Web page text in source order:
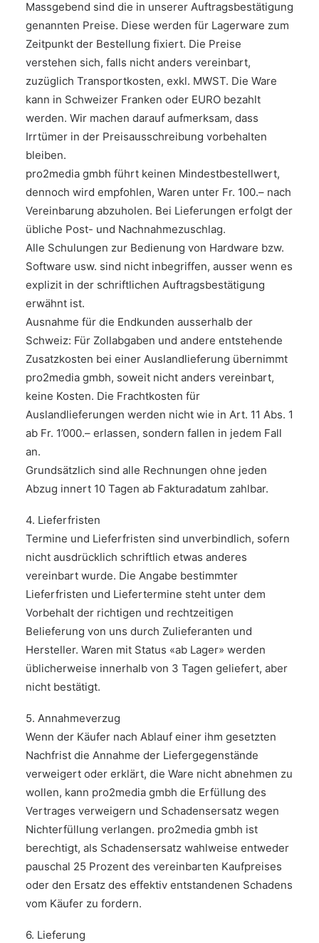
Massgebend sind die in unserer Auftragsbestätigung
genannten Preise. Diese werden für Lagerware zum
Zeitpunkt der Bestellung fixiert. Die Preise
verstehen sich, falls nicht anders vereinbart,
zuzüglich Transportkosten, exkl. MWST. Die Ware
kann in Schweizer Franken oder EURO bezahlt
werden. Wir machen darauf aufmerksam, dass
Irrtümer in der Preisausschreibung vorbehalten
bleiben.
pro2media gmbh führt keinen Mindestbestellwert,
dennoch wird empfohlen, Waren unter Fr. 100.– nach
Vereinbarung abzuholen. Bei Lieferungen erfolgt der
übliche Post- und Nachnahmezuschlag.
Alle Schulungen zur Bedienung von Hardware bzw.
Software usw. sind nicht inbegriffen, ausser wenn es
explizit in der schriftlichen Auftragsbestätigung
erwähnt ist.
Ausnahme für die Endkunden ausserhalb der
Schweiz: Für Zollabgaben und andere entstehende
Zusatzkosten bei einer Auslandlieferung übernimmt
pro2media gmbh, soweit nicht anders vereinbart,
keine Kosten. Die Frachtkosten für
Auslandlieferungen werden nicht wie in Art. 11 Abs. 1
ab Fr. 1’000.– erlassen, sondern fallen in jedem Fall
an.
Grundsätzlich sind alle Rechnungen ohne jeden
Abzug innert 10 Tagen ab Fakturadatum zahlbar.
4. Lieferfristen
Termine und Lieferfristen sind unverbindlich, sofern
nicht ausdrücklich schriftlich etwas anderes
vereinbart wurde. Die Angabe bestimmter
Lieferfristen und Liefertermine steht unter dem
Vorbehalt der richtigen und rechtzeitigen
Belieferung von uns durch Zulieferanten und
Hersteller. Waren mit Status «ab Lager» werden
üblicherweise innerhalb von 3 Tagen geliefert, aber
nicht bestätigt.
5. Annahmeverzug
Wenn der Käufer nach Ablauf einer ihm gesetzten
Nachfrist die Annahme der Liefergegenstände
verweigert oder erklärt, die Ware nicht abnehmen zu
wollen, kann pro2media gmbh die Erfüllung des
Vertrages verweigern und Schadensersatz wegen
Nichterfüllung verlangen. pro2media gmbh ist
berechtigt, als Schadensersatz wahlweise entweder
pauschal 25 Prozent des vereinbarten Kaufpreises
oder den Ersatz des effektiv entstandenen Schadens
vom Käufer zu fordern.
6. Lieferung